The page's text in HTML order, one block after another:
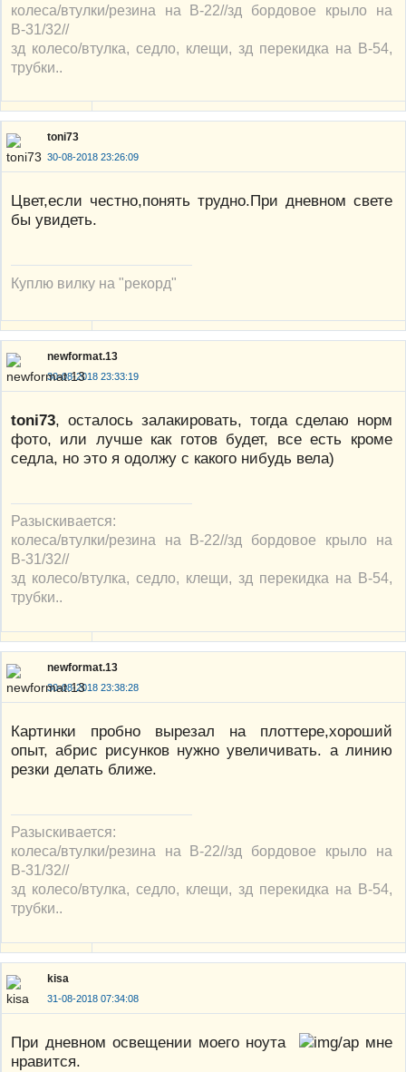
колеса/втулки/резина на В-22//зд бордовое крыло на
В-31/32//
зд колесо/втулка, седло, клещи, зд перекидка на В-54,
трубки..
toni73
30-08-2018 23:26:09
Цвет,если честно,понять трудно.При дневном свете
бы увидеть.
Куплю вилку на "рекорд"
newformat.13
30-08-2018 23:33:19
toni73, осталось залакировать, тогда сделаю норм
фото, или лучше как готов будет, все есть кроме
седла, но это я одолжу с какого нибудь вела)
Разыскивается:
колеса/втулки/резина на В-22//зд бордовое крыло на
В-31/32//
зд колесо/втулка, седло, клещи, зд перекидка на В-54,
трубки..
newformat.13
30-08-2018 23:38:28
Картинки пробно вырезал на плоттере,хороший
опыт, абрис рисунков нужно увеличивать. а линию
резки делать ближе.
Разыскивается:
колеса/втулки/резина на В-22//зд бордовое крыло на
В-31/32//
зд колесо/втулка, седло, клещи, зд перекидка на В-54,
трубки..
kisa
31-08-2018 07:34:08
При дневном освещении моего ноута
мне
нравится.